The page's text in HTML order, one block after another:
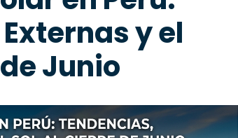
y el
Junio